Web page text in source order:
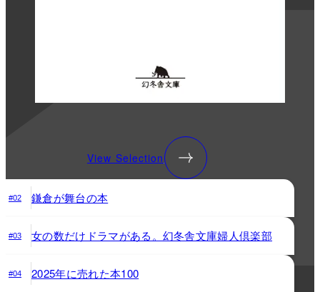
View Selection
#02 鎌倉が舞台の本
#03 女の数だけドラマがある。幻冬舎文庫婦人倶楽部
#04 2025年に売れた本100